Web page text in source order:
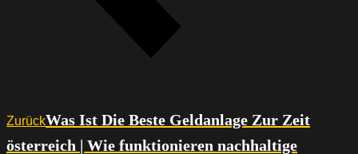
ZurückWas Ist Die Beste Geldanlage Zur Zeit
österreich | Wie funktionieren nachhaltige